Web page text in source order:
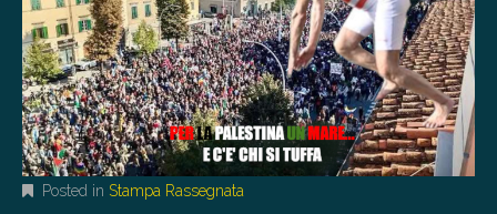
Posted in Stampa Rassegnata